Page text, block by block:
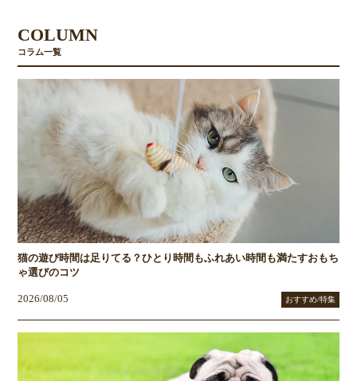
COLUMN
コラム一覧
猫の遊び時間は足りてる？ひとり時間もふれあい時間も満たすおもち
ゃ選びのコツ
2026/08/05 おすすめ/特集